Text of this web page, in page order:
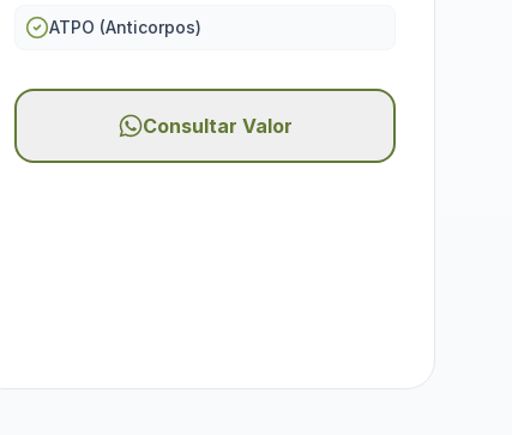
ATPO (Anticorpos)
Consultar Valor